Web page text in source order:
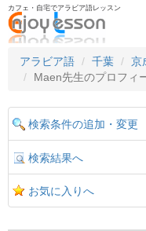
カフェ・自宅でアラビア語レッスン
アラビア語
千葉
京
Maen先生のプロフィ
検索条件の追加・変更
検索結果へ
お気に入りへ